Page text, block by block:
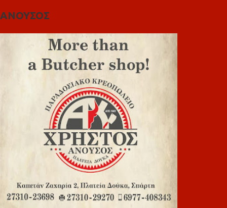
ΑΝΟΥΣΟΣ